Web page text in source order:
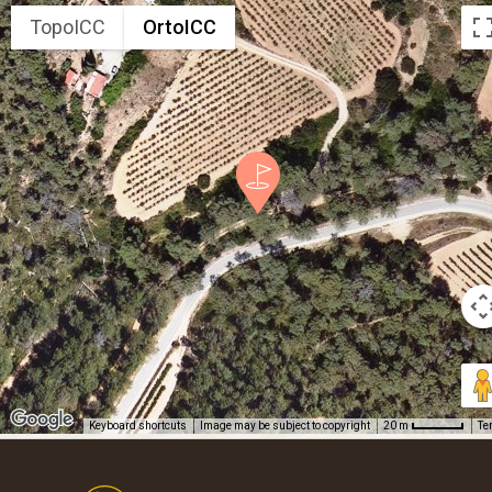
TopoICC OrtoICC
Keyboard shortcuts Image may be subject to copyright 20 m